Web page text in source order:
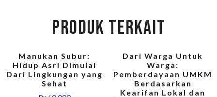
PRODUK TERKAIT
Manukan Subur:
Hidup Asri Dimulai
Dari Lingkungan yang
Sehat
Dari Warga Untuk
Warga:
Pemberdayaan UMKM
Berdasarkan
Kearifan Lokal dan